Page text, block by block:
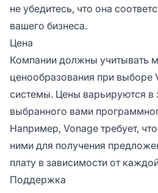
не убедитесь, что она
вашего бизнеса.
Цена
Компании должны учитывать
ценообразования при выборе
системы. Цены варьируются в
выбранного вами
Например, Vonage требует,
ними для получения
плату в зависимости от
Поддержка